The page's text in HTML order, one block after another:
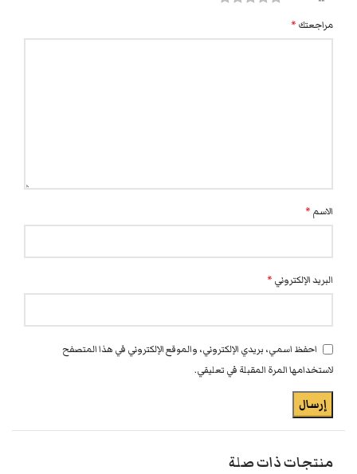
مراجعتك *
الاسم *
البريد الإلكتروني *
احفظ اسمي، بريدي الإلكتروني، والموقع الإلكتروني في هذا المتصفح
لاستخدامها المرة المقبلة في تعليقي.
منتجات ذات صلة